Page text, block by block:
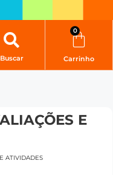
Buscar
0
Carrinho
E
ATIVIDADES